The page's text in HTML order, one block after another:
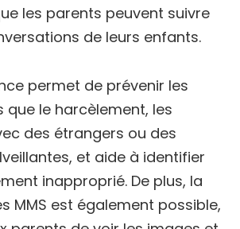
les parents peuvent suivre
de leurs enfants.
permet de prévenir les
que le harcèlement, les
des étrangers ou des
et aide à identifier
inapproprié. De plus, la
MMS est également possible,